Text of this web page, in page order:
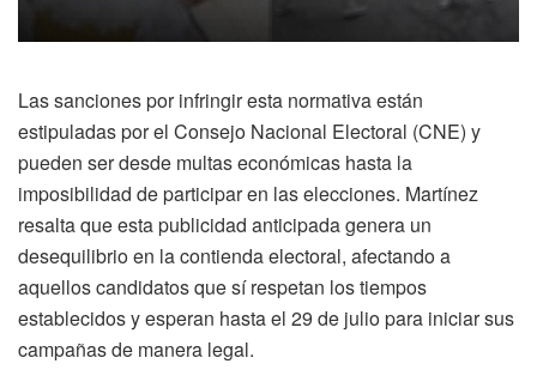
Las sanciones por infringir esta normativa están
estipuladas por el Consejo Nacional Electoral (CNE) y
pueden ser desde multas económicas hasta la
imposibilidad de participar en las elecciones. Martínez
resalta que esta publicidad anticipada genera un
desequilibrio en la contienda electoral, afectando a
aquellos candidatos que sí respetan los tiempos
establecidos y esperan hasta el 29 de julio para iniciar sus
campañas de manera legal.